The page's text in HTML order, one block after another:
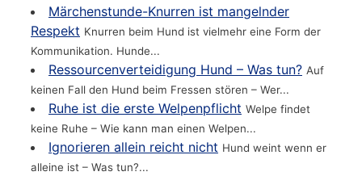
Märchenstunde-Knurren ist mangelnder
Respekt Knurren beim Hund ist vielmehr eine Form der
Kommunikation. Hunde...
Ressourcenverteidigung Hund – Was tun? Auf
keinen Fall den Hund beim Fressen stören – Wer...
Ruhe ist die erste Welpenpflicht Welpe findet
keine Ruhe – Wie kann man einen Welpen...
Ignorieren allein reicht nicht Hund weint wenn er
alleine ist – Was tun?...